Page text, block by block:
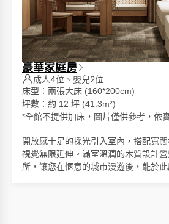
豪華家庭房
成人4位、嬰兒2位
床型：兩張大床 (160*200cm)
坪數：約 12 坪 (41.3m²)
*全館不提供加床，圖片僅供參考，依
開放感十足的採光引入室內，搭配寬
視覺無限延伸。滿室溫潤的木質設計
所，讓您在愜意的城市漫遊後，能於